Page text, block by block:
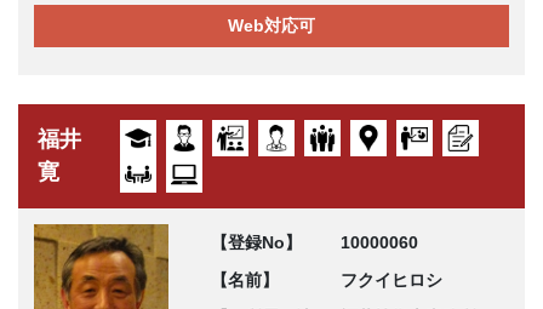
Web対応可
福井
寛
【登録No】
10000060
【名前】
フクイヒロシ